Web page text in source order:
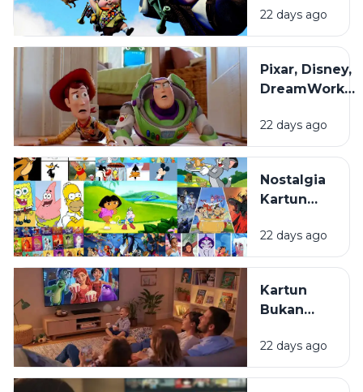
Film
Animasi
Sering
Terlewat
22 days ago
Pixar, Disney,
DreamWorks,
Ghibli: Apa
yang
Gaya Animasi
Mereka
22 days ago
Nostalgia
Kartun
Kecil:
Kenapa
Terasa
Hangat
Ditonton
Kembali?
22 days ago
Kartun
Bukan
untuk
Anak:
22 days ago